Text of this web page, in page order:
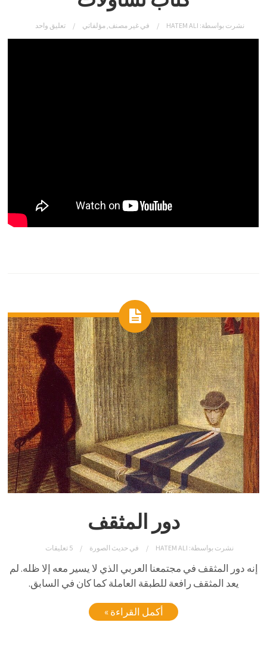
نشرت بواسطة: HATEM ALI فيغير مصنف ,مؤلفاتي تعليق واحد
دور المثقف
نشرت بواسطة: HATEM ALI في حديث الصورة 5 تعليقات
إنه دور المثقف في مجتمعنا العربي الذي لا يسير معه إلا ظله. لم
يعد المثقف رافعة للطبقة العاملة كما كان في السابق.
أكمل القراءة »